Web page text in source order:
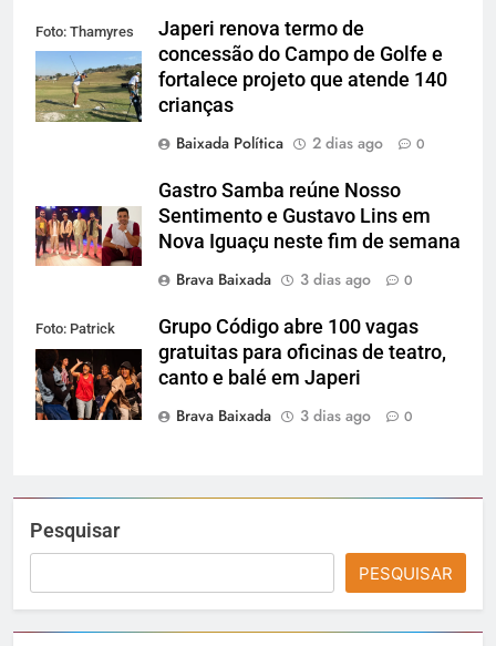
Foto: Thamyres
Cardoso
Japeri renova termo de
concessão do Campo de Golfe e
fortalece projeto que atende 140
crianças
Baixada Política
2 dias ago 0
Gastro Samba reúne Nosso
Sentimento e Gustavo Lins em
Nova Iguaçu neste fim de semana
Brava Baixada
3 dias ago 0
Foto: Patrick
Lima
Grupo Código abre 100 vagas
gratuitas para oficinas de teatro,
canto e balé em Japeri
Brava Baixada
3 dias ago 0
Pesquisar
PESQUISAR